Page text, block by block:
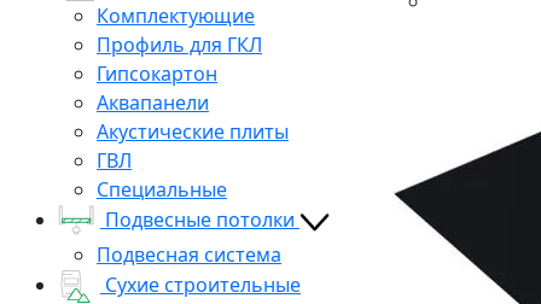
Комплектующие
Профиль для ГКЛ
Гипсокартон
Аквапанели
Акустические плиты
ГВЛ
Специальные
Подвесные потолки
Подвесная система
Сухие строительные